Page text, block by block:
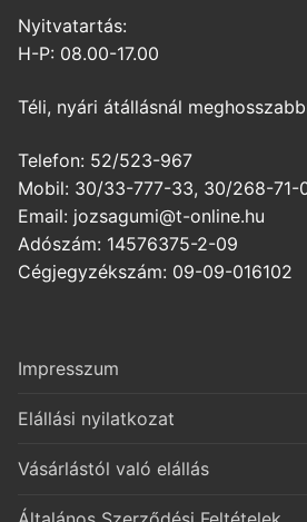
Nyitvatartás:
H-P: 08.00-17.00
Téli, nyári átállásnál
Telefon: 52/523-967
Mobil: 30/33-777-33, 30/268-71-
Email: jozsagumi@t-online.hu
Adószám: 14576375-2-09
Cégjegyzékszám: 09-09-016102
Impresszum
Elállási nyilatkozat
Vásárlástól való elállás